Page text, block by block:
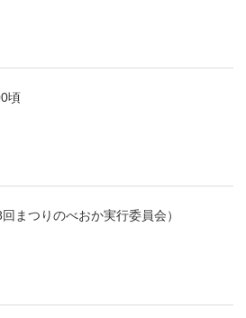
頃
回まつりのべおか実行委員会）